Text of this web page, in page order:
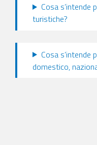
Cosa s’intende
turistiche?
Cosa s’intende
domestico,